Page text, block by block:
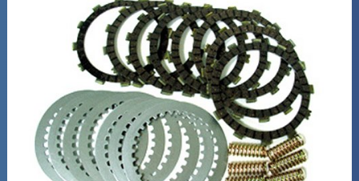
Mopoauton osat
Mönkijän osat
Puutarha ja metsä
Ajovarusteet